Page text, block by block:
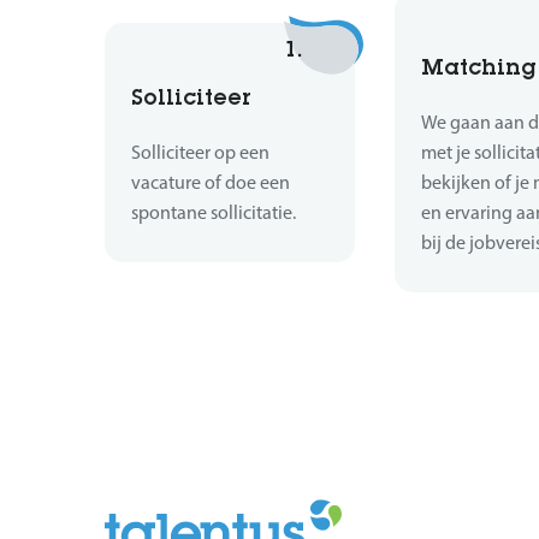
1.
Solliciteer
Solliciteer op een
vacature of doe een
spontane sollicitatie.
Matching
We gaan aan
met je
bekijken of je
en ervaring
bij de